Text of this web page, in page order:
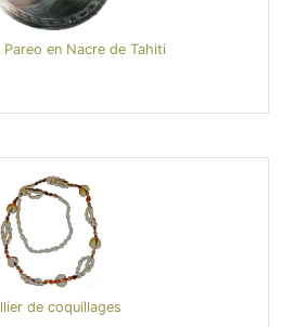
Pareo en Nacre de Tahiti
de coquillages